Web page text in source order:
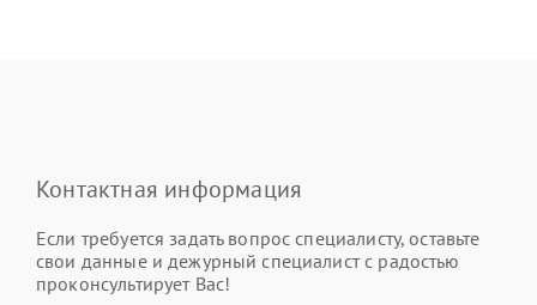
Контактная информация
Если требуется задать вопрос специалисту, оставьте
свои данные и дежурный специалист с радостью
проконсультирует Вас!